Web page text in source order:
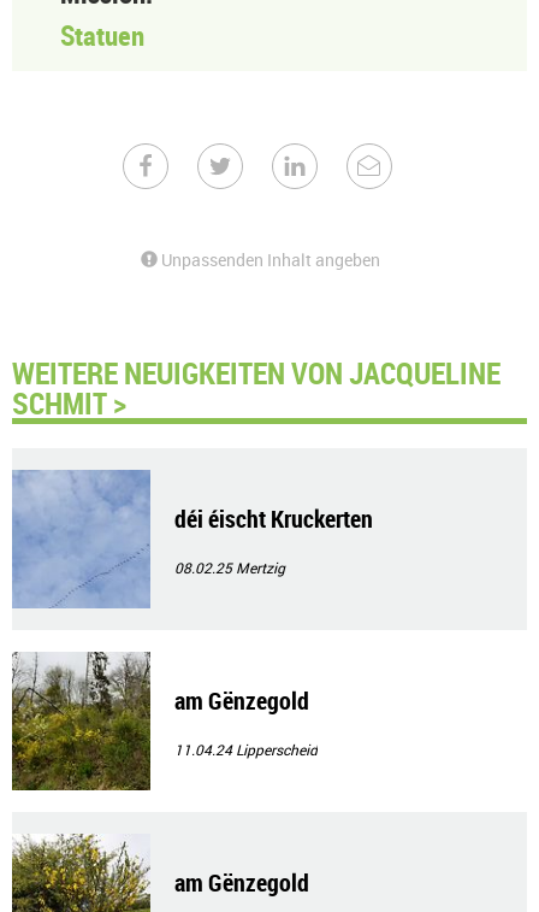
Statuen
Unpassenden Inhalt angeben
WEITERE NEUIGKEITEN VON JACQUELINE
SCHMIT >
déi éischt Kruckerten
08.02.25Mertzig
am Gënzegold
11.04.24Lipperscheid
am Gënzegold